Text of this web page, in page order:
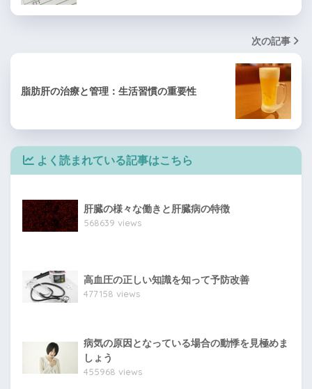
次の記事
脂肪肝の治療と管理：生活習慣の重要性
よく読まれている記事はこちら
肝臓の様々な働きと肝臓病の特徴
568639 views
高血圧の正しい知識を知って予防改善
477158 views
病気の原因となっている場合の動悸を見極めま
しょう
455968 views